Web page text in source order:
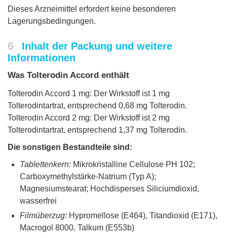
Dieses Arzneimittel erfordert keine besonderen
Lagerungsbedingungen.
6
Inhalt der Packung und weitere
Informationen
Was Tolterodin Accord enthält
Tolterodin Accord 1 mg: Der Wirkstoff ist 1 mg
Tolterodintartrat, entsprechend 0,68 mg Tolterodin.
Tolterodin Accord 2 mg: Der Wirkstoff ist 2 mg
Tolterodintartrat, entsprechend 1,37 mg Tolterodin.
Die sonstigen Bestandteile sind:
Tablettenkern: Mikrokristalline Cellulose PH 102;
Carboxymethylstärke-Natrium (Typ A);
Magnesiumstearat; Hochdisperses Siliciumdioxid,
wasserfrei
Filmüberzug: Hypromellose (E464), Titandioxid (E171),
Macrogol 8000, Talkum (E553b)